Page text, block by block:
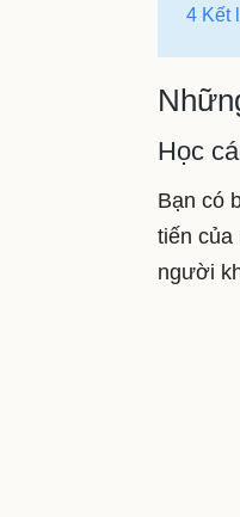
4 Kết
Học
Bạn có
tiến của
người